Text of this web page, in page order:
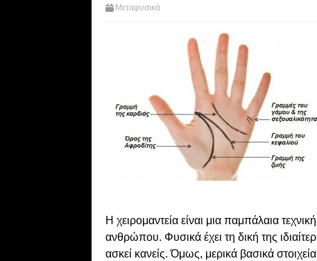
Μεταφυσικά
Η χειρομαντεία είναι μια παμπάλαια
ανθρώπου. Φυσικά έχει τη δική της
ασκεί κανείς. Όμως, μερικά βασικά